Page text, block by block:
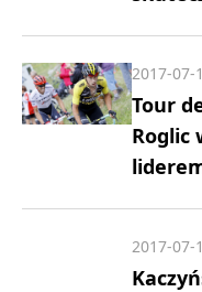
Tour
Roglic
2017-07-
2017-07-